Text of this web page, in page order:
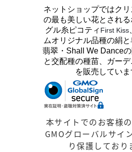
ネットショップではク
の最も美しい花とされ
グル糸ピコティ First Kiss
ムオリジナル品種の絹と
翡翠・Shall We Dance
と交配種の種苗、ガー
を販売していま
本サイトでのお客様
GMOグローバルサイ
り保護しており